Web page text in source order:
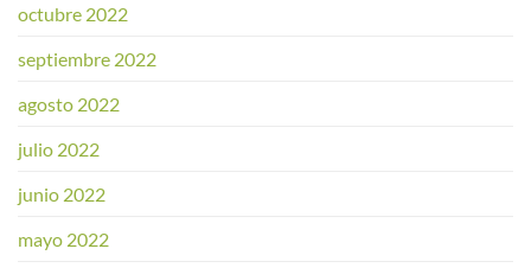
octubre 2022
septiembre 2022
agosto 2022
julio 2022
junio 2022
mayo 2022